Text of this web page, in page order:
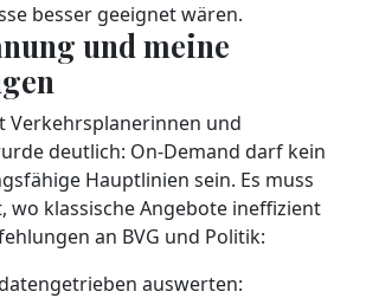
besser geeignet wären.
und meine
Verkehrsplanerinnen und
deutlich: On‑Demand darf kein
Hauptlinien sein. Es muss
klassische Angebote ineffizient
an BVG und Politik:
auswerten: